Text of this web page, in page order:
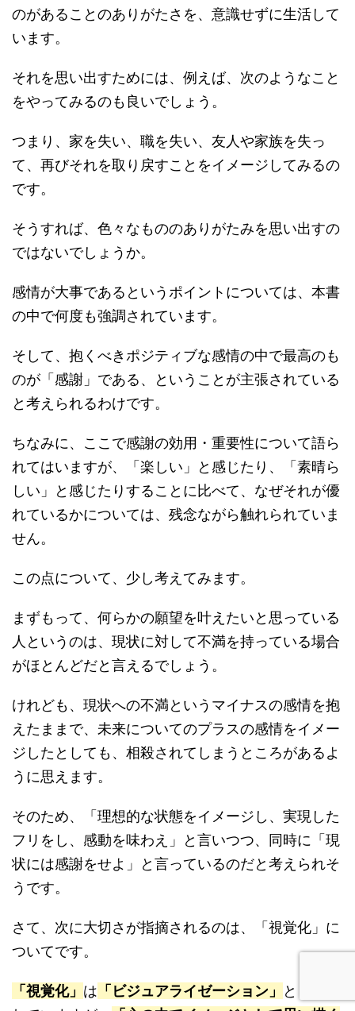
のがあることのありがたさを、意識せずに生活して
います。
それを思い出すためには、例えば、次のようなこと
をやってみるのも良いでしょう。
つまり、家を失い、職を失い、友人や家族を失っ
て、再びそれを取り戻すことをイメージしてみるの
です。
そうすれば、色々なもののありがたみを思い出すの
ではないでしょうか。
感情が大事であるというポイントについては、本書
の中で何度も強調されています。
そして、抱くべきポジティブな感情の中で最高のも
のが「感謝」である、ということが主張されている
と考えられるわけです。
ちなみに、ここで感謝の効用・重要性について語ら
れてはいますが、「楽しい」と感じたり、「素晴ら
しい」と感じたりすることに比べて、なぜそれが優
れているかについては、残念ながら触れられていま
せん。
この点について、少し考えてみます。
まずもって、何らかの願望を叶えたいと思っている
人というのは、現状に対して不満を持っている場合
がほとんどだと言えるでしょう。
けれども、現状への不満というマイナスの感情を抱
えたままで、未来についてのプラスの感情をイメー
ジしたとしても、相殺されてしまうところがあるよ
うに思えます。
そのため、「理想的な状態をイメージし、実現した
フリをし、感動を味わえ」と言いつつ、同時に「現
状には感謝をせよ」と言っているのだと考えられそ
うです。
さて、次に大切さが指摘されるのは、「視覚化」に
ついてです。
「視覚化」 は 「ビジュアライゼーション」
とも書か